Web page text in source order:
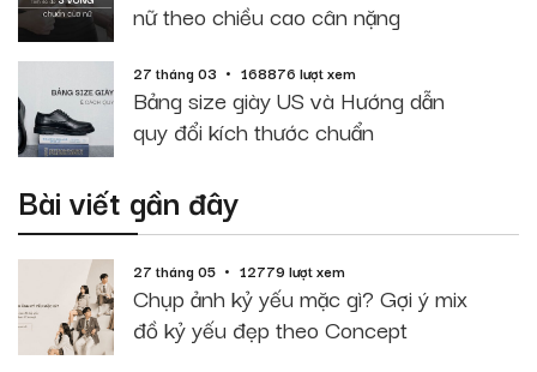
nữ theo chiều cao cân nặng
27 tháng 03 168876 lượt xem
Bảng size giày US và Hướng dẫn
quy đổi kích thước chuẩn
Bài viết gần đây
27 tháng 05 12779 lượt xem
Chụp ảnh kỷ yếu mặc gì? Gợi ý mix
đồ kỷ yếu đẹp theo Concept